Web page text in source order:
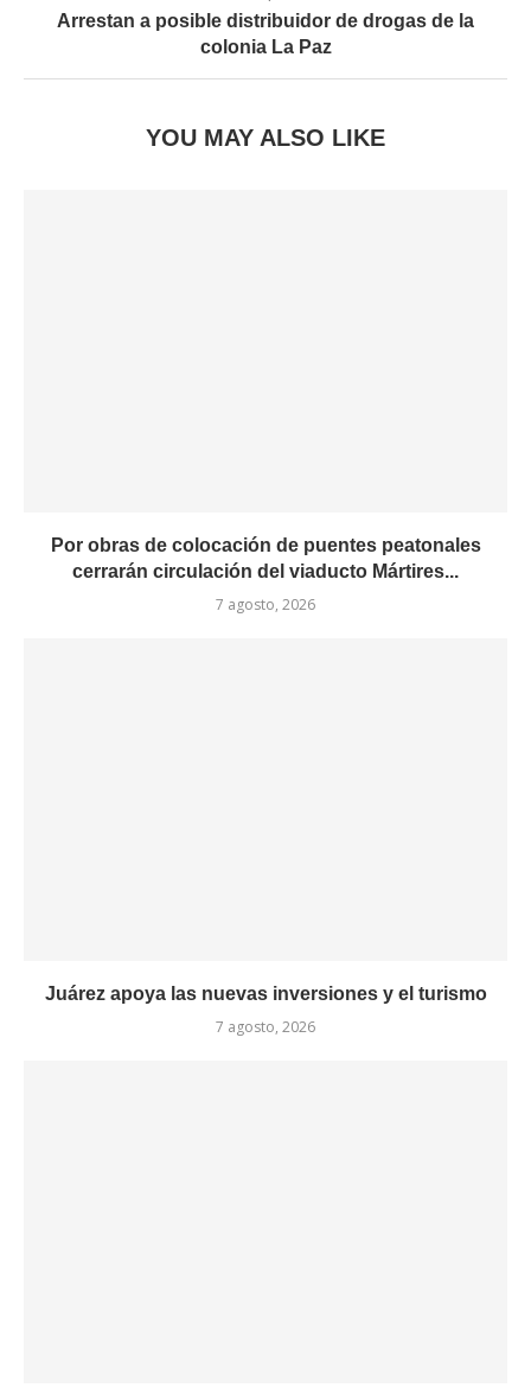
Arrestan a posible distribuidor de drogas de la
colonia La Paz
YOU MAY ALSO LIKE
Por obras de colocación de puentes peatonales
cerrarán circulación del viaducto Mártires...
7 agosto, 2026
Juárez apoya las nuevas inversiones y el turismo
7 agosto, 2026